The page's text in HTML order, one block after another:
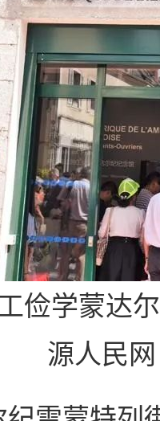
俭学蒙达
源人民网